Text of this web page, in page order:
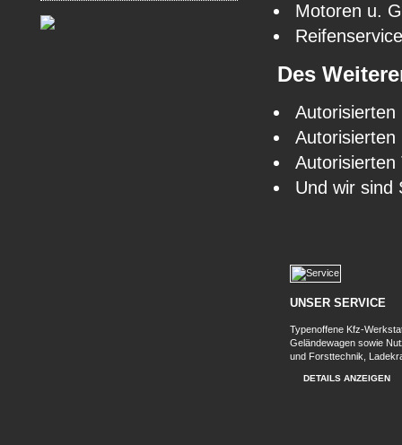
Motoren u.
Reifenservice
Des
Autorisierten
Autorisierten
Autorisierten
Und wir sind
UNSER SERVICE
Typenoffene Kfz-
Geländewagen sowie
und Forsttechnik,
DETAILS ANZEIGEN